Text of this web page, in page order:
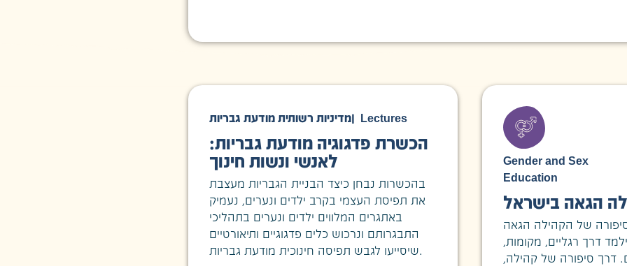
מדיניות רשותית מודעת גבריות| Lectures
הכשרת פדגוגיה מודעת גבריות:
לאנשי ונשות חינוך
בהכשרות נבחן כיצד הבניית הגבריות מעצבת
את תפיסת העצמי בקרב ילדים ונערים, נעמיק
באתגרים המלווים ילדים ונערים בתהליכי
התבגרותם ונרכוש כלים פדגוגיים ותיאורטיים
שיסייעו לגבש תפיסה חינוכית מודעת גבריות.
Gender and Sex
Education
הגאה בישראל
של הקהילה הגאה
דרך רגליים, מקומות,
דרך סיפורה של קהילה,